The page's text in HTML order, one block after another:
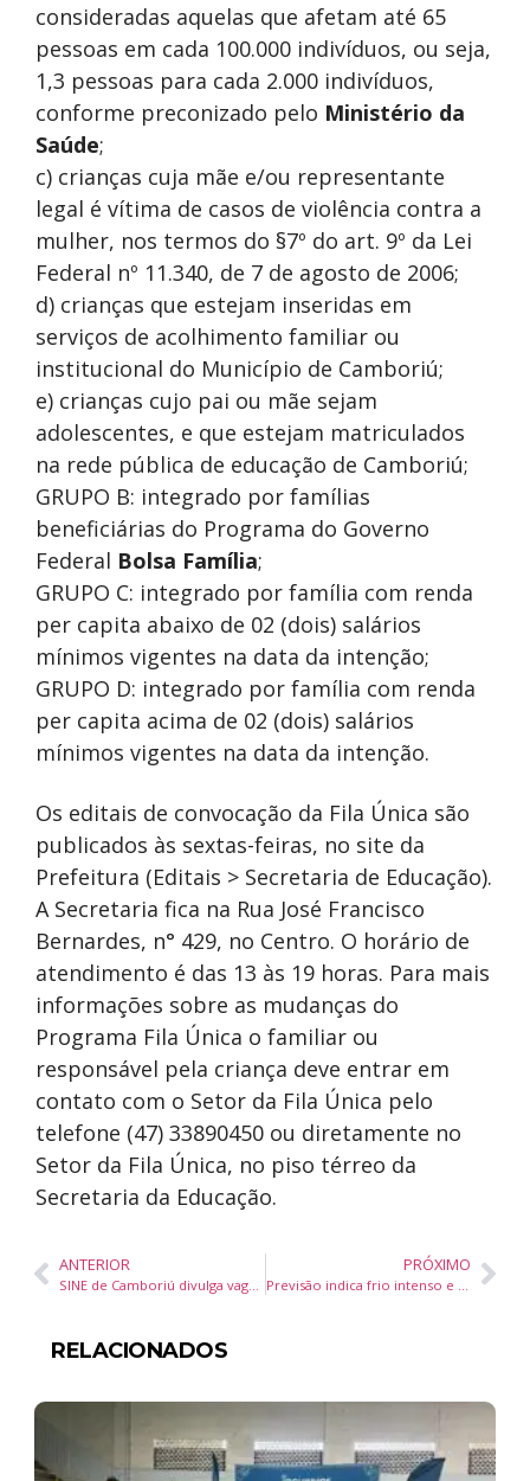
consideradas aquelas que afetam até 65
pessoas em cada 100.000 indivíduos, ou seja,
1,3 pessoas para cada 2.000 indivíduos,
conforme preconizado pelo Ministério da
Saúde;
c) crianças cuja mãe e/ou representante
legal é vítima de casos de violência contra a
mulher, nos termos do §7º do art. 9º da Lei
Federal nº 11.340, de 7 de agosto de 2006;
d) crianças que estejam inseridas em
serviços de acolhimento familiar ou
institucional do Município de Camboriú;
e) crianças cujo pai ou mãe sejam
adolescentes, e que estejam matriculados
na rede pública de educação de Camboriú;
GRUPO B: integrado por famílias
beneficiárias do Programa do Governo
Federal Bolsa Família;
GRUPO C: integrado por família com renda
per capita abaixo de 02 (dois) salários
mínimos vigentes na data da intenção;
GRUPO D: integrado por família com renda
per capita acima de 02 (dois) salários
mínimos vigentes na data da intenção.
Os editais de convocação da Fila Única são
publicados às sextas-feiras, no site da
Prefeitura (Editais > Secretaria de Educação).
A Secretaria fica na Rua José Francisco
Bernardes, n° 429, no Centro. O horário de
atendimento é das 13 às 19 horas. Para mais
informações sobre as mudanças do
Programa Fila Única o familiar ou
responsável pela criança deve entrar em
contato com o Setor da Fila Única pelo
telefone (47) 33890450 ou diretamente no
Setor da Fila Única, no piso térreo da
Secretaria da Educação.
ANTERIOR PRÓXIMO
RELACIONADOS